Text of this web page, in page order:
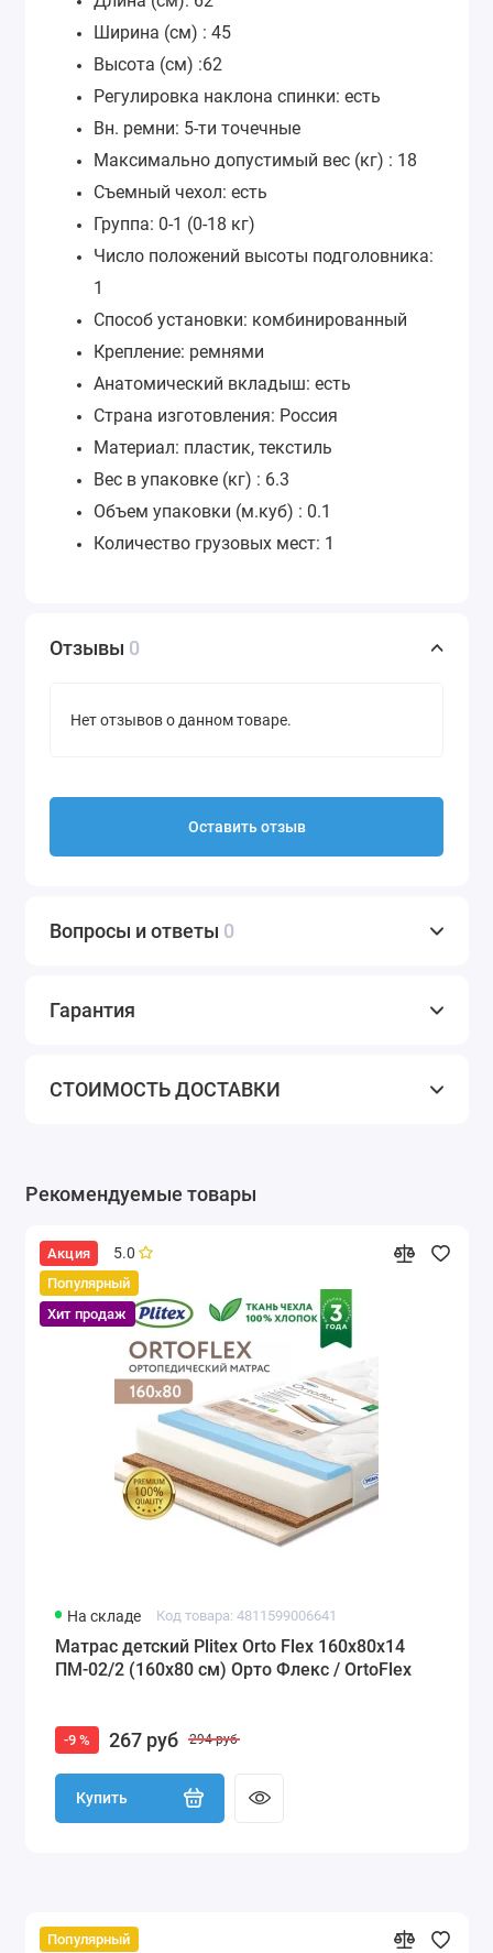
Ширина (см) : 45
Высота (см) :62
Регулировка наклона спинки: есть
Вн. ремни: 5-ти точечные
Максимально допустимый вес (кг) : 18
Съемный чехол: есть
Группа: 0-1 (0-18 кг)
Число положений высоты подголовника:
1
Способ установки: комбинированный
Крепление: ремнями
Анатомический вкладыш: есть
Страна изготовления: Россия
Материал: пластик, текстиль
Вес в упаковке (кг) : 6.3
Объем упаковки (м.куб) : 0.1
Количество грузовых мест: 1
Отзывы 0
Нет отзывов о данном товаре.
Оставить отзыв
Вопросы и ответы 0
Гарантия
СТОИМОСТЬ ДОСТАВКИ
Рекомендуемые товары
Акция
Популярный
Хит продаж
5.0
На складе Код товара: 4811599006641
Матрас детский Plitex Orto Flex 160х80х14
ПМ-02/2 (160х80 см) Орто Флекс / OrtoFlex
-9 % 267 руб 294 руб
Купить
Популярный